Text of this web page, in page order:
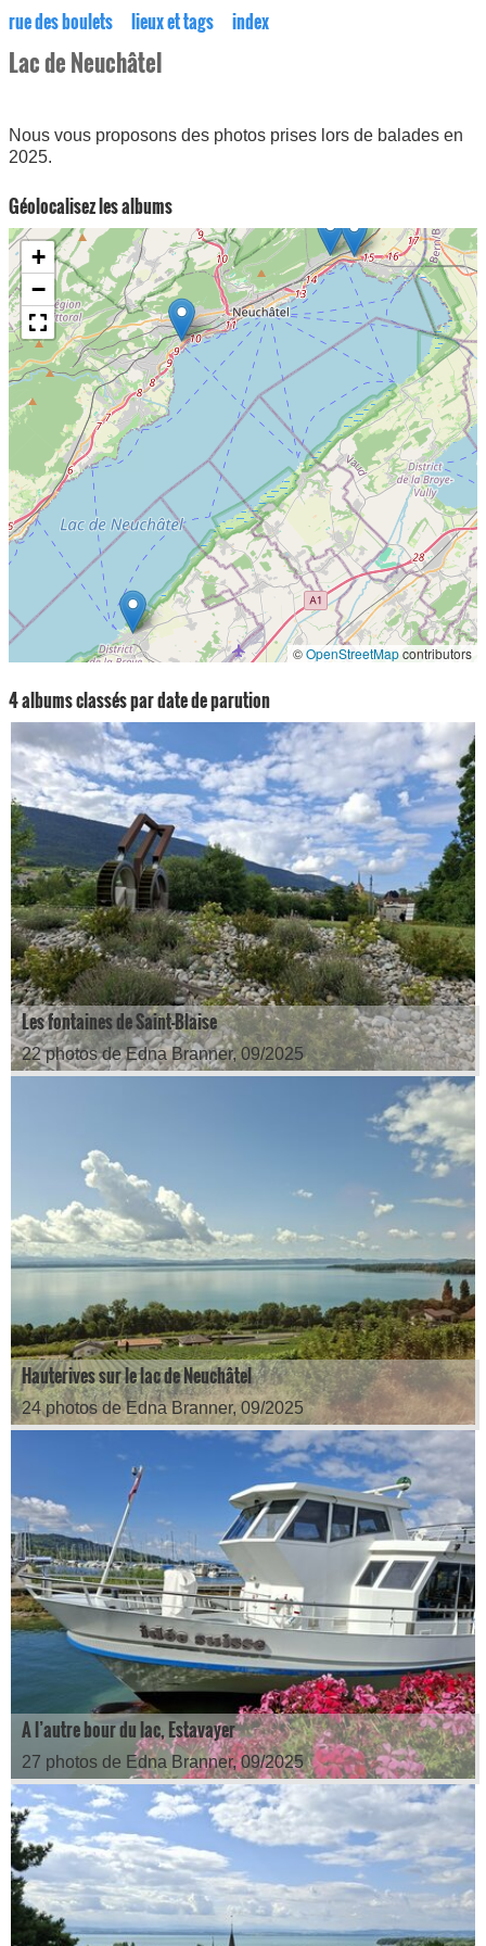
rue des boulets lieux et tags index
Lac de Neuchâtel
Nous vous proposons des photos prises lors de balades en
2025.
Géolocalisez les albums
+
−
©OpenStreetMapcontributors
4 albums classés par date de parution
Les fontaines de Saint-Blaise
22 photos de Edna Branner, 09/2025
Hauterives sur le lac de Neuchâtel
24 photos de Edna Branner, 09/2025
A l’autre bour du lac, Estavayer
27 photos de Edna Branner, 09/2025